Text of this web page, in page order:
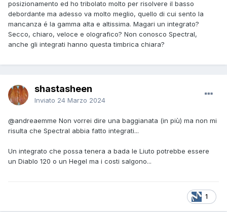
posizionamento ed ho tribolato molto per risolvere il basso
debordante ma adesso va molto meglio, quello di cui sento la
mancanza é la gamma alta e altissima. Magari un integrato?
Secco, chiaro, veloce e olografico? Non conosco Spectral,
anche gli integrati hanno questa timbrica chiara?
shastasheen
Inviato 24 Marzo 2024
@andreaemme Non vorrei dire una baggianata (in più) ma non mi
risulta che Spectral abbia fatto integrati...
Un integrato che possa tenera a bada le Liuto potrebbe essere
un Diablo 120 o un Hegel ma i costi salgono...
1